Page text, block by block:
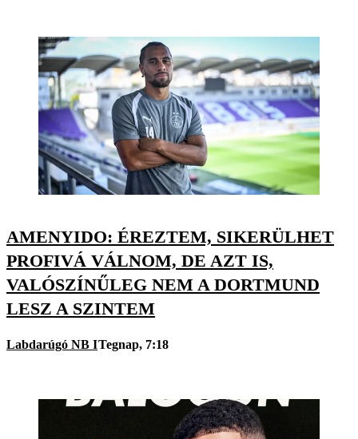
AMENYIDO: ÉREZTEM, SIKERÜLHET
PROFIVÁ VÁLNOM, DE AZT IS,
VALÓSZÍNŰLEG NEM A DORTMUND
LESZ A SZINTEM
Labdarúgó NB ITegnap, 7:18